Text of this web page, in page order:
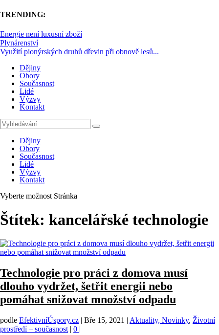
TRENDING:
Energie není luxusní zboží
Plynárenství
Využití pionýrských druhů dřevin při obnově lesů...
Dějiny
Obory
Současnost
Lidé
Výzvy
Kontakt
Dějiny
Obory
Současnost
Lidé
Výzvy
Kontakt
Vyberte možnost Stránka
Štítek: kancelářské technologie
Technologie pro práci z domova musí
dlouho vydržet, šetřit energii nebo
pomáhat snižovat množství odpadu
podle EfektivníÚspory.cz | Bře 15, 2021 | Aktuality, Novinky, Životní
prostředí – současnost | 0 |